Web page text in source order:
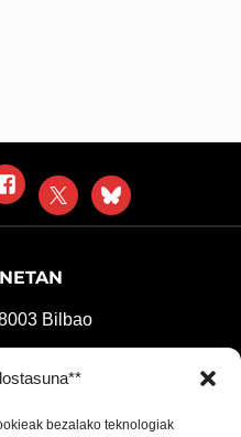
bezalako teknologiak
Facebook
X
Blue
Sky
Bilbao